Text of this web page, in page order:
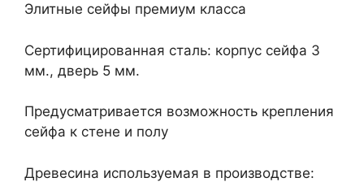
Элитные сейфы премиум класса
Сертифицированная сталь: корпус сейфа 3
мм., дверь 5 мм.
Предусматривается возможность крепления
сейфа к стене и полу
Древесина используемая в производстве: